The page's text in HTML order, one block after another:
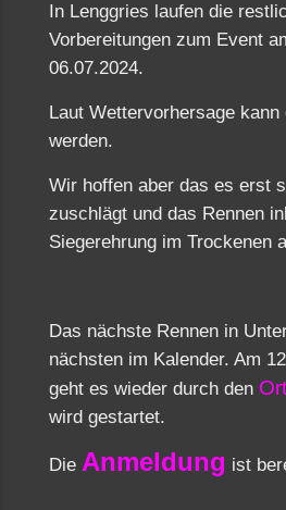
In Lenggries laufen die
Vorbereitungen zum Event
06.07.2024.
Laut Wettervorhersage
werden.
Wir hoffen aber das es erst
zuschlägt und das Rennen
Siegerehrung im Trockenen
Das nächste Rennen in
nächsten im Kalender. Am
geht es wieder durch den
wird gestartet.
Die Anmeldung ist